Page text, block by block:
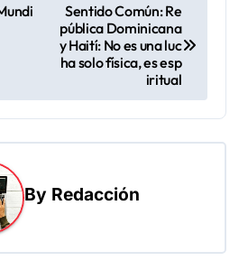
Sentido Común: Re
pública Dominicana
y Haití: No es una luc
ha solo física, es esp
iritual
By Redacción